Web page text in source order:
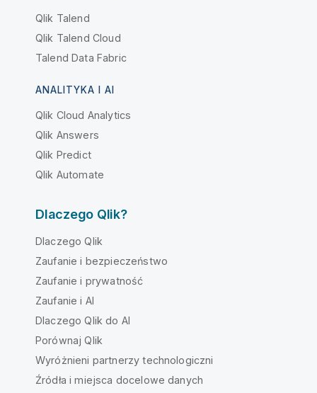
Qlik Talend
Qlik Talend Cloud
Talend Data Fabric
ANALITYKA I AI
Qlik Cloud Analytics
Qlik Answers
Qlik Predict
Qlik Automate
Dlaczego Qlik?
Dlaczego Qlik
Zaufanie i bezpieczeństwo
Zaufanie i prywatność
Zaufanie i AI
Dlaczego Qlik do AI
Porównaj Qlik
Wyróżnieni partnerzy technologiczni
Źródła i miejsca docelowe danych